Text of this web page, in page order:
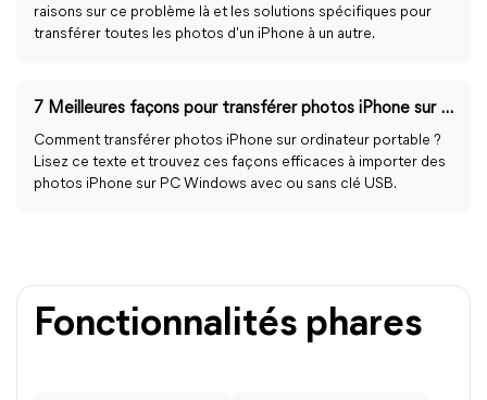
raisons sur ce problème là et les solutions spécifiques pour
transférer toutes les photos d'un iPhone à un autre.
7 Meilleures façons pour transférer photos iPhone sur ordinateur portable sous Windows 11/10/8/7
Comment transférer photos iPhone sur ordinateur portable ?
Lisez ce texte et trouvez ces façons efficaces à importer des
photos iPhone sur PC Windows avec ou sans clé USB.
Fonctionnalités phares